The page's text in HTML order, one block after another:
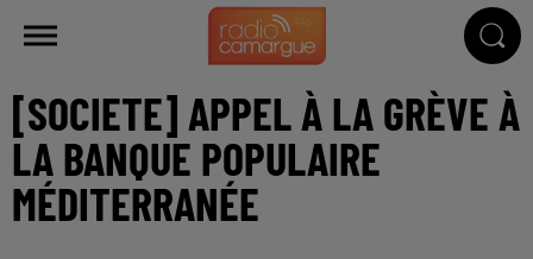
[SOCIETE] APPEL À LA GRÈVE À
LA BANQUE POPULAIRE
MÉDITERRANÉE